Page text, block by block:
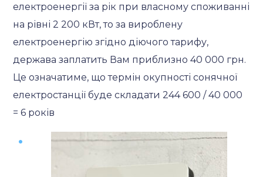
електроенергії за рік при власному споживанні
на рівні 2 200 кВт, то за вироблену
електроенергію згідно діючого тарифу,
держава заплатить Вам приблизно 40 000 грн.
Це означатиме, що термін окупності сонячної
електростанції буде складати 244 600 / 40 000
= 6 років